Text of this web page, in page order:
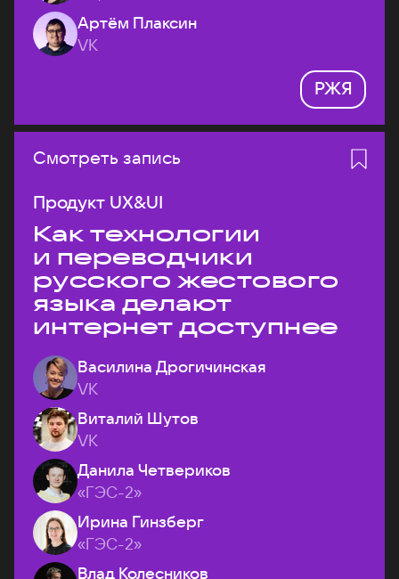
Артём Плаксин
VK
РЖЯ
Смотреть запись
Продукт UX&UI
Как технологии
и переводчики
русского жестового
языка делают
интернет доступнее
Василина Дрогичинская
VK
Виталий Шутов
VK
Данила Четвериков
«ГЭС-2»
Ирина Гинзберг
«ГЭС-2»
Влад Колесников